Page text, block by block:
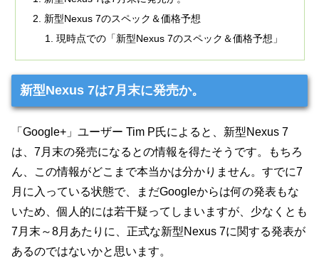
新型Nexus 7のスペック＆価格予想
現時点での「新型Nexus 7のスペック＆価格予想」
新型Nexus 7は7月末に発売か。
「Google+」ユーザー Tim P氏によると、新型Nexus 7
は、7月末の発売になるとの情報を得たそうです。もちろ
ん、この情報がどこまで本当かは分かりません。すでに7
月に入っている状態で、まだGoogleからは何の発表もな
いため、個人的には若干疑ってしまいますが、少なくとも
7月末～8月あたりに、正式な新型Nexus 7に関する発表が
あるのではないかと思います。